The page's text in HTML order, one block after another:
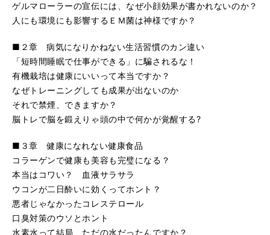
ゲルマローラーの宣伝には、なぜ小顔効果が書かれないのか？
人にも環境にも影響するＥＭ菌は神様ですか？
■２章 病気になりかねない生活習慣のカン違い
「短時間睡眠で仕事ができる」に騙されるな！
有機栽培は健康にいいって本当ですか？
なぜトレーニングしても成果が出ないのか
それで禁煙、できますか？
脳トレで脳を鍛えりゃ頭の中で何かが覚醒する?
■３章 健康になれない健康食品
コラーゲンで健康も美容も完璧になる？
本当はコワい？ 血液サラサラ
ウコンが二日酔いに効くってホント？
悪者じゃなかったコレステロール
口臭対策のウソとホント
水素水って結局、ただの水だったんですか？